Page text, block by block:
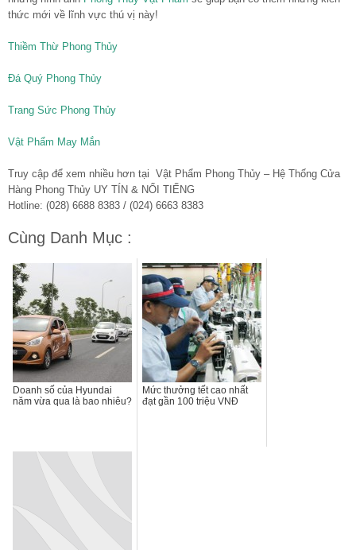
thức mới về lĩnh vực thú vị này!
Thiềm Thừ Phong Thủy
Đá Quý Phong Thủy
Trang Sức Phong Thủy
Vật Phẩm May Mắn
Truy cập để xem nhiều hơn tại Vật Phẩm Phong Thủy – Hệ Thống Cửa
Hàng Phong Thủy UY TÍN & NỔI TIẾNG
Hotline: (028) 6688 8383 / (024) 6663 8383
Cùng Danh Mục :
Doanh số của Hyundai
năm vừa qua là bao nhiêu?
Mức thưởng tết cao nhất
đạt gần 100 triệu VNĐ